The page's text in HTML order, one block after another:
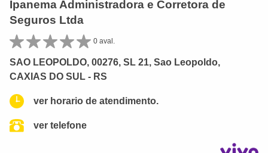
Ipanema Administradora e Corretora de
Seguros Ltda
0 aval.
SAO LEOPOLDO, 00276, SL 21, Sao Leopoldo,
CAXIAS DO SUL - RS
ver horario de atendimento.
ver telefone